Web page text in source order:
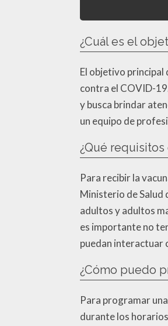
¿Cuál es el
El objetivo principal
contra el COVID-
y busca brindar
un equipo de
¿Qué requisitos
Para recibir la
Ministerio de Salud
adultos y adultos
es importante no
puedan interactuar
¿Cómo puedo
Para programar
durante los